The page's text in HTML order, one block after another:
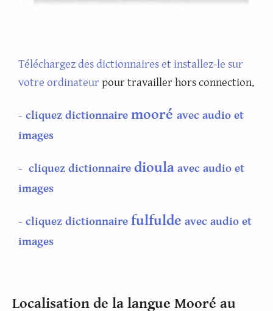
Téléchargez des dictionnaires et installez-le sur
votre ordinateurpour travailler hors connection.
- cliquez dictionnaire mooré avec audio et
images
- cliquez dictionnaire dioula avec audio et
images
- cliquez dictionnaire fulfulde avec audio et
images
Localisation de la langue Mooré au